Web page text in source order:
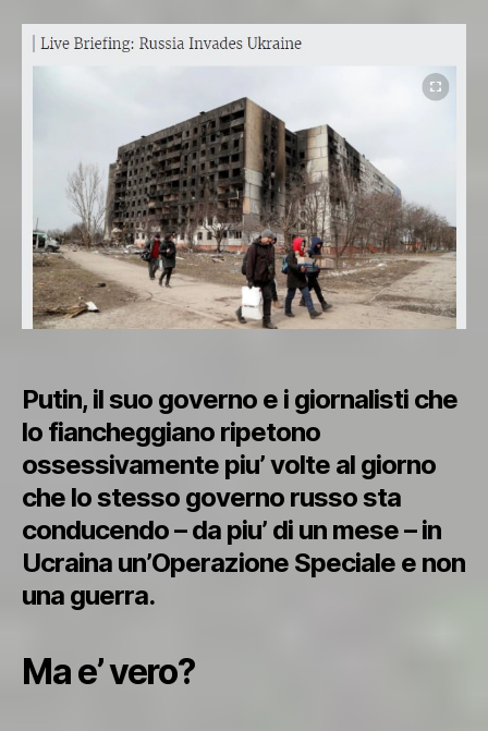
Putin, il suo governo e i giornalisti che
lo fiancheggiano ripetono
ossessivamente piu’ volte al giorno
che lo stesso governo russo sta
conducendo – da piu’ di un mese – in
Ucraina un’Operazione Speciale e non
una guerra.
Ma e’ vero?